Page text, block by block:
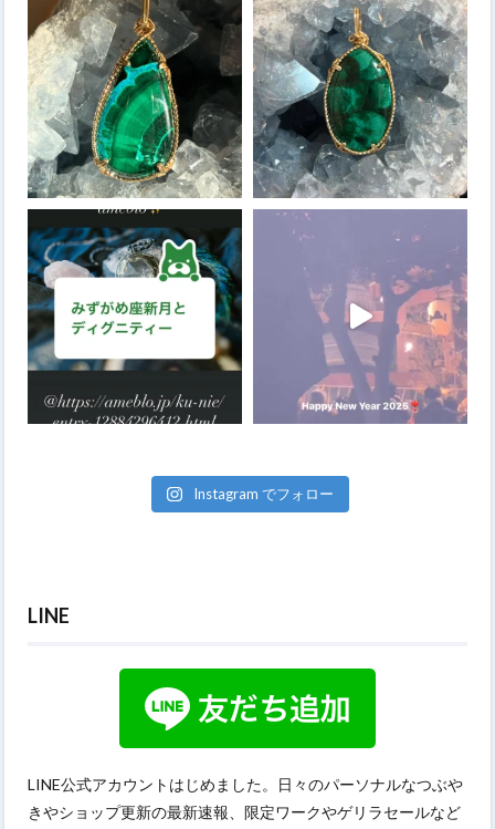
Instagram でフォロー
LINE
LINE公式アカウントはじめました。日々のパーソナルなつぶや
きやショップ更新の最新速報、限定ワークやゲリラセールなど